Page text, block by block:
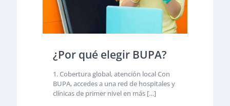
¿Por qué elegir BUPA?
1. Cobertura global, atención local Con
BUPA, accedes a una red de hospitales y
clínicas de primer nivel en más […]